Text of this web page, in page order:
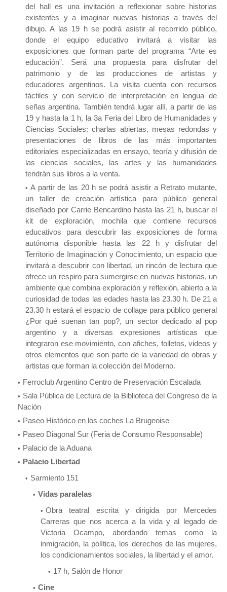
del hall es una invitación a reflexionar sobre historias
existentes y a imaginar nuevas historias a través del
dibujo. A las 19 h se podrá asistir al recorrido público,
donde el equipo educativo invitará a visitar las
exposiciones que forman parte del programa “Arte es
educación”. Será una propuesta para disfrutar del
patrimonio y de las producciones de artistas y
educadores argentinos. La visita cuenta con recursos
táctiles y con servicio de interpretación en lengua de
señas argentina. También tendrá lugar allí, a partir de las
19 y hasta la 1 h, la 3a Feria del Libro de Humanidades y
Ciencias Sociales: charlas abiertas, mesas redondas y
presentaciones de libros de las más importantes
editoriales especializadas en ensayo, teoría y difusión de
las ciencias sociales, las artes y las humanidades
tendrán sus libros a la venta.
A partir de las 20 h se podrá asistir a Retrato mutante,
un taller de creación artística para público general
diseñado por Carrie Bencardino hasta las 21 h, buscar el
kit de exploración, mochila que contiene recursos
educativos para descubrir las exposiciones de forma
autónoma disponible hasta las 22 h y disfrutar del
Territorio de Imaginación y Conocimiento, un espacio que
invitará a descubrir con libertad, un rincón de lectura que
ofrece un respiro para sumergirse en nuevas historias, un
ambiente que combina exploración y reflexión, abierto a la
curiosidad de todas las edades hasta las 23.30 h. De 21 a
23.30 h estará el espacio de collage para público general
¿Por qué suenan tan pop?, un sector dedicado al pop
argentino y a diversas expresiones artísticas que
integraron ese movimiento, con afiches, folletos, videos y
otros elementos que son parte de la variedad de obras y
artistas que forman la colección del Moderno.
Ferroclub Argentino Centro de Preservación Escalada
Sala Pública de Lectura de la Biblioteca del Congreso de la
Nación
Paseo Histórico en los coches La Brugeoise
Paseo Diagonal Sur (Feria de Consumo Responsable)
Palacio de la Aduana
Palacio Libertad
Sarmiento 151
Vidas paralelas
Obra teatral escrita y dirigida por Mercedes
Carreras que nos acerca a la vida y al legado de
Victoria Ocampo, abordando temas como la
inmigración, la política, los derechos de las mujeres,
los condicionamientos sociales, la libertad y el amor.
17 h, Salón de Honor
Cine